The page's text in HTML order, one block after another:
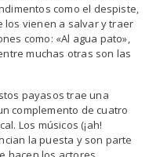
como el despiste,
los vienen a salvar y traer
como: «Al agua pato»,
muchas otras son las
payasos trae una
complemento de cuatro
Los músicos (¡ah!
la puesta y son parte